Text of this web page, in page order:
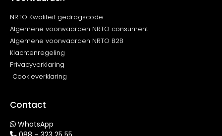
NRTO Kwaliteit gedragscode
Algemene voorwaarden NRTO consument
Algemene voorwaarden NRTO B2B
Klachtenregeling
Privacyverklaring
Cookieverklaring
Contact
WhatsApp